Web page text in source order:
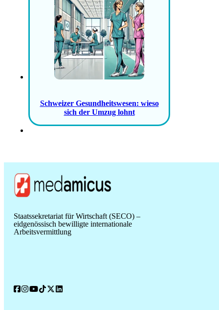
Schweizer Gesundheitswesen: wieso
sich der Umzug lohnt
Staatssekretariat für Wirtschaft (SECO) –
eidgenössisch bewilligte internationale
Arbeitsvermittlung